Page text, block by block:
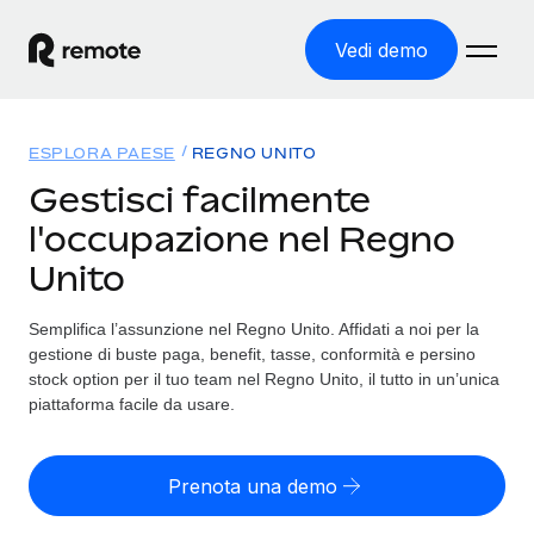
Vedi demo
ASSUMI NEL MONDO
Global Payroll
Employer of Record
Espanditi con zero costi di entità locale
Soluzioni
Ricerca paesi
Trova i servizi di supporto all’impiego per ogni Paese
Confronta Remote
Tariffe
Italiano
English
Nederlands Login
ESPLORA PAESE REGNO UNITO
Gestisci facilmente
l'occupazione nel Regno
Unito
Semplifica l’assunzione nel Regno Unito. Affidati a noi per la
gestione di buste paga, benefit, tasse, conformità e persino
stock option per il tuo team nel Regno Unito, il tutto in un’unica
piattaforma facile da usare.
Prenota una demo